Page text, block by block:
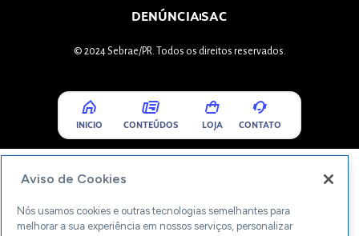
DENÚNCIASAC
© 2024 Sebrae/PR. Todos os direitos reservados.
INICIO CONTEÚDOS LOJA CONTATO
Aviso de Cookies
Nós usamos cookies e outras tecnologias semelhantes para
melhorar a sua experiência em nossos serviços, personalizar